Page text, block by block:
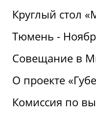
Круглый стол
Тюмень -
Совещание в
О проекте
Комиссия по